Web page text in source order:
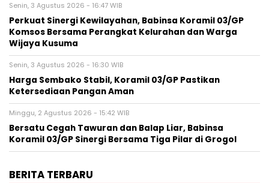
Senin, 3 Agustus 2026 - 16:47 WIB
Perkuat Sinergi Kewilayahan, Babinsa Koramil 03/GP
Komsos Bersama Perangkat Kelurahan dan Warga
Wijaya Kusuma
Senin, 3 Agustus 2026 - 16:30 WIB
Harga Sembako Stabil, Koramil 03/GP Pastikan
Ketersediaan Pangan Aman
Minggu, 2 Agustus 2026 - 15:42 WIB
Bersatu Cegah Tawuran dan Balap Liar, Babinsa
Koramil 03/GP Sinergi Bersama Tiga Pilar di Grogol
BERITA TERBARU